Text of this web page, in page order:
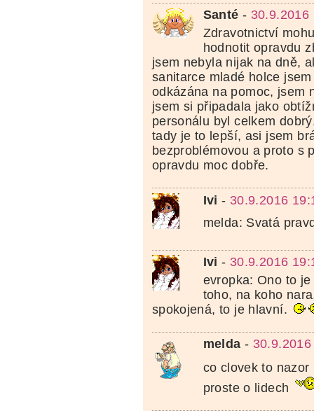
Santé - 30.9.2016
Zdravotnictví
hodnotit opravdu
jsem nebyla nijak na dně,
sanitarce mladé holce
odkázána na pomoc, jsem
jsem si připadala jako
personálu byl celkem
tady je to lepší, asi jsem
bezproblémovou a proto s
opravdu moc dobře.
Ivi - 30.9.2016
melda: Svatá
Ivi - 30.9.2016
evropka: Ono to
toho, na koho
spokojená, to je hlavní.
melda -
co clovek to nazor
proste o lidech